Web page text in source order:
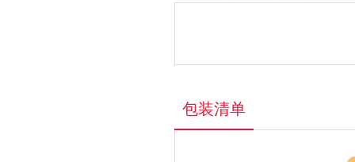
包装清单